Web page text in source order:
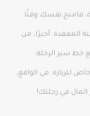
فامنح نفسك وقتًا
المعقدة. أخيرًا، من
خط سير الرحلة.
للزيارة. في الواقع،
المال في رحلتك!